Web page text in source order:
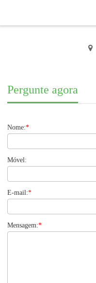
Pergunte agora
Nome:*
Móvel:
E-mail:*
Mensagem:*